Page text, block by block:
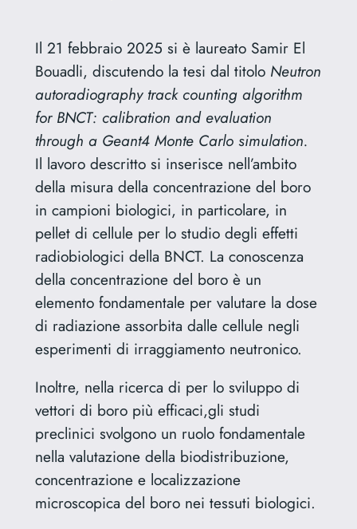
Il 21 febbraio 2025 si è laureato Samir El
Bouadli, discutendo la tesi dal titolo Neutron
autoradiography track counting algorithm
for BNCT: calibration and evaluation
through a Geant4 Monte Carlo simulation.
Il lavoro descritto si inserisce nell’ambito
della misura della concentrazione del boro
in campioni biologici, in particolare, in
pellet di cellule per lo studio degli effetti
radiobiologici della BNCT. La conoscenza
della concentrazione del boro è un
elemento fondamentale per valutare la dose
di radiazione assorbita dalle cellule negli
esperimenti di irraggiamento neutronico.
Inoltre, nella ricerca di per lo sviluppo di
vettori di boro più efficaci,gli studi
preclinici svolgono un ruolo fondamentale
nella valutazione della biodistribuzione,
concentrazione e localizzazione
microscopica del boro nei tessuti biologici.